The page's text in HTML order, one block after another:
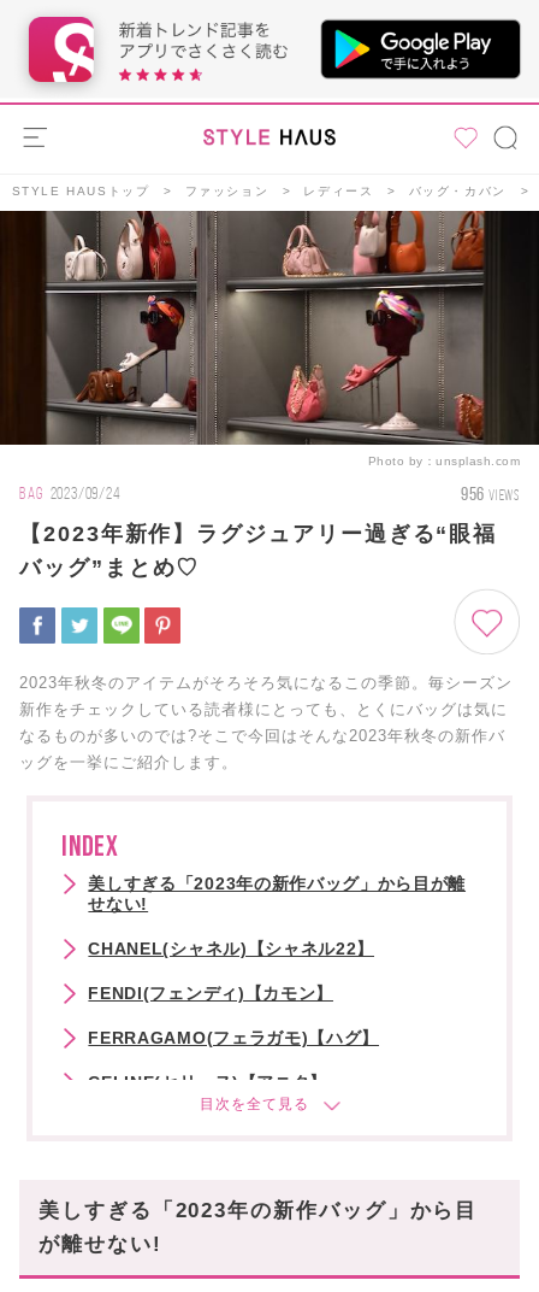
STYLE HAUSトップ ファッション レディース バッグ・カバン
Photo by： unsplash.com
BAG 2023/09/24 956 VIEWS
【2023年新作】ラグジュアリー過ぎる“眼福
バッグ”まとめ♡
2023年秋冬のアイテムがそろそろ気になるこの季節。毎シーズン
新作をチェックしている読者様にとっても、とくにバッグは気に
なるものが多いのでは?そこで今回はそんな2023年秋冬の新作バ
ッグを一挙にご紹介します。
INDEX
美しすぎる「2023年の新作バッグ」から目が離
せない!
CHANEL(シャネル)【シャネル22】
FENDI(フェンディ)【カモン】
FERRAGAMO(フェラガモ)【ハグ】
CELINE(セリーヌ)【アニタ】
洗練を極める2023年新作バッグたちを今すぐ✓
美しすぎる「2023年の新作バッグ」から目
が離せない!